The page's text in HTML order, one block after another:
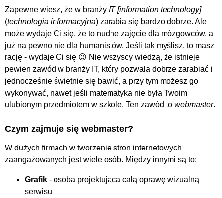
Zapewne wiesz, że w branży IT
(technologia informacyjna) zarabia się bardzo dobrze. Ale
może wydaje Ci się, że to nudne zajęcie dla mózgowców, a
już na pewno nie dla humanistów. Jeśli tak myślisz, to masz
rację - wydaje Ci się 😉 Nie wszyscy wiedzą, że istnieje
pewien zawód w branży IT, który pozwala dobrze zarabiać i
jednocześnie świetnie się bawić, a przy tym możesz go
wykonywać, nawet jeśli matematyka nie była Twoim
ulubionym przedmiotem w szkole. Ten zawód to webmaster.
Czym zajmuje się webmaster?
W dużych firmach w tworzenie stron internetowych
zaangażowanych jest wiele osób. Między innymi są to:
Grafik - osoba projektująca całą oprawę wizualną
serwisu